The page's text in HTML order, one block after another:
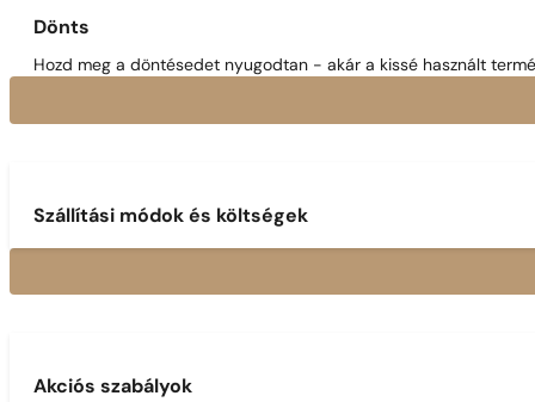
Dönts
Hozd meg a döntésedet nyugodtan - akár a kissé használt
Szállítási módok és költségek
Akciós szabályok